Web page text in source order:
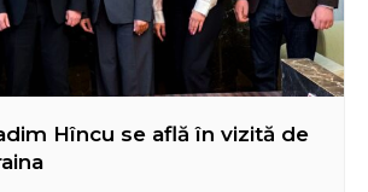
Hîncu se află în vizită de